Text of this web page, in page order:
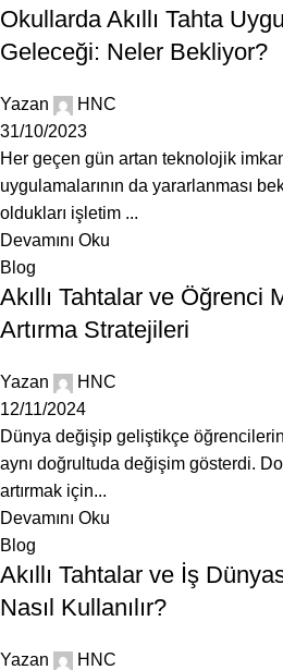
Okullarda Akıllı Tahta
Geleceği: Neler Bekliyor?
Yazan
HNC
31/10/2023
Her geçen gün artan teknolojik
uygulamalarının da yararlanması
oldukları işletim ...
Devamını Oku
Blog
Akıllı Tahtalar ve Öğrenci
Artırma Stratejileri
Yazan
HNC
12/11/2024
Dünya değişip geliştikçe
aynı doğrultuda değişim gösterdi.
artırmak için...
Devamını Oku
Blog
Akıllı Tahtalar ve İş
Nasıl Kullanılır?
Yazan
HNC